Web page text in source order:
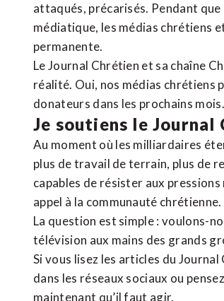
attaqués, précarisés. Pendant
médiatique, les médias chrétiens
permanente.
Le Journal Chrétien et sa chaîne
réalité. Oui, nos médias chrétiens
donateurs dans les prochains mois.
Je soutiens le Journal
Au moment où les milliardaires
plus de travail de terrain, plus de
capables de résister aux
appel à la communauté chrétienne.
La question est simple : voulons-
télévision aux mains des grands
Si vous lisez les articles du
dans les réseaux sociaux ou
maintenant qu’il faut agir.